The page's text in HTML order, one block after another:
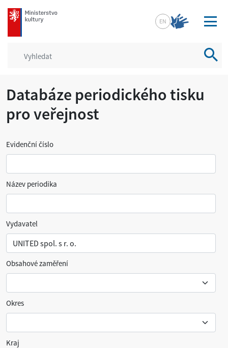
mkcr.cz
EN
Databáze periodického tisku
pro veřejnost
Evidenční číslo
Název periodika
Vydavatel
Obsahové zaměření
Okres
Kraj